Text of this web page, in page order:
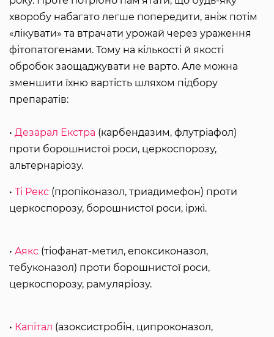
хворобу набагато легше попередити, аніж потім
«лікувати» та втрачати урожай через ураження
фітопатогенами. Тому на кількості й якості
обробок заощаджувати не варто. Але можна
зменшити їхню вартість шляхом підбору
препаратів:
• Дезарал Екстра (карбендазим, флутріафол)
проти борошнистої роси, церкоспорозу,
альтернаріозу.
• Ті Рекс (пропіконазол, триадимефон) проти
церкоспорозу, борошнистої роси, іржі.
• Аякс (тіофанат-метил, епоксиконазол,
тебуконазол) проти борошнистої роси,
церкоспорозу, рамуляріозу.
• Капітал (азоксистробін, ципроконазол,